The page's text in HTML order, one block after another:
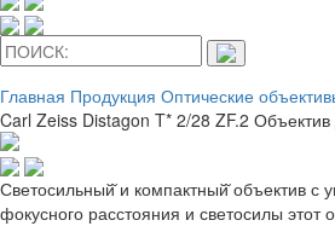
Главная Продукция Оптические
Carl Zeiss Distagon T* 2/28 ZF.2
Светосильный̆ и компактный̆ объектив с
фокусного расстояния и светосилы